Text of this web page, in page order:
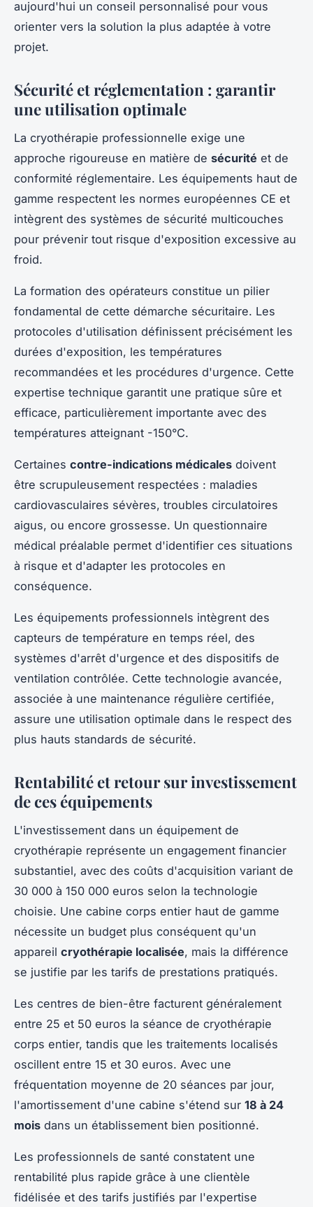
aujourd'hui un conseil personnalisé pour vous
orienter vers la solution la plus adaptée à votre
projet.
Sécurité et réglementation : garantir
une utilisation optimale
La cryothérapie professionnelle exige une
approche rigoureuse en matière de sécurité et de
conformité réglementaire. Les équipements haut de
gamme respectent les normes européennes CE et
intègrent des systèmes de sécurité multicouches
pour prévenir tout risque d'exposition excessive au
froid.
La formation des opérateurs constitue un pilier
fondamental de cette démarche sécuritaire. Les
protocoles d'utilisation définissent précisément les
durées d'exposition, les températures
recommandées et les procédures d'urgence. Cette
expertise technique garantit une pratique sûre et
efficace, particulièrement importante avec des
températures atteignant -150°C.
Certaines contre-indications médicales doivent
être scrupuleusement respectées : maladies
cardiovasculaires sévères, troubles circulatoires
aigus, ou encore grossesse. Un questionnaire
médical préalable permet d'identifier ces situations
à risque et d'adapter les protocoles en
conséquence.
Les équipements professionnels intègrent des
capteurs de température en temps réel, des
systèmes d'arrêt d'urgence et des dispositifs de
ventilation contrôlée. Cette technologie avancée,
associée à une maintenance régulière certifiée,
assure une utilisation optimale dans le respect des
plus hauts standards de sécurité.
Rentabilité et retour sur investissement
de ces équipements
L'investissement dans un équipement de
cryothérapie représente un engagement financier
substantiel, avec des coûts d'acquisition variant de
30 000 à 150 000 euros selon la technologie
choisie. Une cabine corps entier haut de gamme
nécessite un budget plus conséquent qu'un
appareil cryothérapie localisée, mais la différence
se justifie par les tarifs de prestations pratiqués.
Les centres de bien-être facturent généralement
entre 25 et 50 euros la séance de cryothérapie
corps entier, tandis que les traitements localisés
oscillent entre 15 et 30 euros. Avec une
fréquentation moyenne de 20 séances par jour,
l'amortissement d'une cabine s'étend sur 18 à 24
mois dans un établissement bien positionné.
Les professionnels de santé constatent une
rentabilité plus rapide grâce à une clientèle
fidélisée et des tarifs justifiés par l'expertise